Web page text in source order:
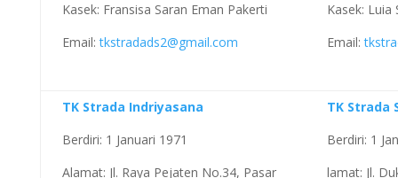
Kasek: Fransisa Saran Eman Pakerti
Email:tkstradads2@gmail.com
Kasek: Luia
Email:
TK Strada Indriyasana
Berdiri: 1 Januari 1971
Alamat: Jl. Raya Pejaten No.34, Pasar
TK Strada
Berdiri: 1
lamat: Jl.